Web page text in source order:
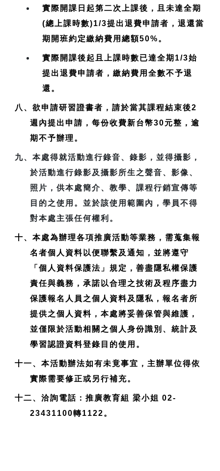
實際開課日起第二次上課後，且未達全期
(總上課時數)1/3提出退費申請者，退還當
期開班約定繳納費用總額50%。
實際開課後起且上課時數已達全期1/3始
提出退費申請者，繳納費用全數不予退
還。
八、欲申請研習證書者，請於當其課程結束後2
週內提出申請，每份收費新台幣30元整，逾
期不予辦理。
九、本處得就活動進行錄音、錄影，並得攝影，
於活動進行錄影及攝影所生之聲音、影像、
照片，供本處簡介、教學、課程行銷宣傳等
目的之使用。並於該使用範圍內，學員不得
對本處主張任何權利。
十、本處為辦理各項推廣活動等業務，需蒐集報
名者個人資料以便聯繫及通知，並將遵守
「個人資料保護法」規定，善盡隱私權保護
責任與義務，承諾以合理之技術及程序盡力
保護報名人員之個人資料及隱私，報名者所
提供之個人資料，本處將妥善保管與維護，
並僅限於活動相關之個人身份識別、統計及
學習認證資料登錄目的使用。
十一、本活動辦法如有未竟事宜，主辦單位得依
實際需要修正或另行補充。
十二、洽詢電話：推廣教育組 梁小姐 02-
23431100轉1122。